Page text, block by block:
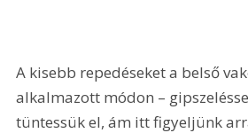
A kisebb repedéseket a belső
alkalmazott módon –
tüntessük el, ám itt figyeljünk